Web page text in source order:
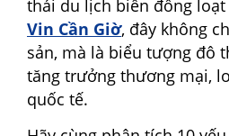
thái du lịch biển đồng
Vin Cần Giờ, đây không
sản, mà là biểu tượng đô
tăng trưởng thương mại,
quốc tế.